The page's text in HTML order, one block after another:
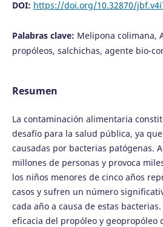
DOI: https://doi.org/10.32870/
Palabras clave: Melipona colimana,
propóleos, salchichas, agente bio-
Resumen
La contaminación alimentaria
desafío para la salud pública, ya
causadas por bacterias patógenas.
millones de personas y provoca
los niños menores de cinco años
casos y sufren un número
cada año a causa de estas
eficacia del propóleo y geopropóleo